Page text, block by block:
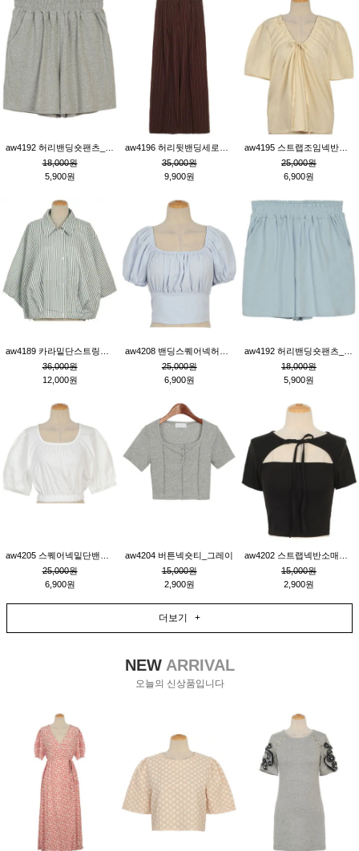
18,000원
5,900원
35,000원
9,900원
25,000원
6,900원
36,000원
12,000원
25,000원
6,900원
18,000원
5,900원
25,000원
6,900원
aw4204 버튼넥숏티_그레이
15,000원
2,900원
15,000원
2,900원
더보기 +
NEWARRIVAL
오늘의 신상품입니다